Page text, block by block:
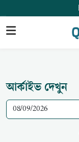
আর্কাইভ দেখুন